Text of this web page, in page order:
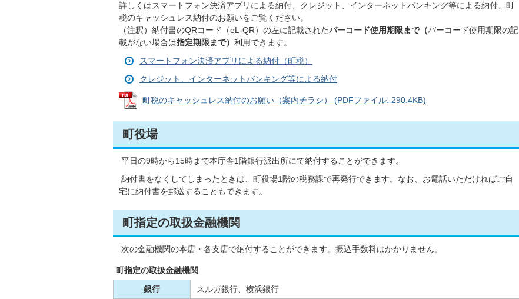
詳しくはスマートフォン決済アプリによる納付、クレジット、インターネットバンキング等による納付、町
税のキャッシュレス納付のお願いをご覧ください。
（注釈）納付書のQRコード（eL-QR）の左に記載されたバーコード使用期限まで（バーコード使用期限の記
載がない場合は指定期限まで） 利用できます。
スマートフォン決済アプリによる納付（町税）
クレジット、インターネットバンキング等による納付
町税のキャッシュレス納付のお願い（案内チラシ） (PDFファイル: 290.4KB)
町役場
平日の9時から15時まで本庁舎1階銀行派出所にて納付することができます。
納付書をなくしてしまったときは、町役場1階の税務課で再発行できます。なお、お電話いただければご自
宅に納付書を郵送することもできます。
町指定の取扱金融機関
次の金融機関の本店・各支店で納付することができます。振込手数料はかかりません。
町指定の取扱金融機関
銀行
スルガ銀行、横浜銀行